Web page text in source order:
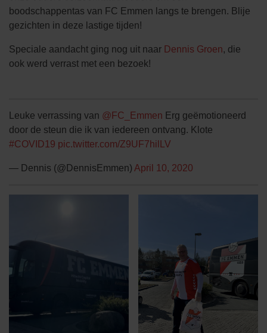
boodschappentas van FC Emmen langs te brengen. Blije
gezichten in deze lastige tijden!
Speciale aandacht ging nog uit naar Dennis Groen, die
ook werd verrast met een bezoek!
Leuke verrassing van @FC_Emmen Erg geëmotioneerd
door de steun die ik van iedereen ontvang. Klote
#COVID19 pic.twitter.com/Z9UF7hilLV
— Dennis (@DennisEmmen) April 10, 2020